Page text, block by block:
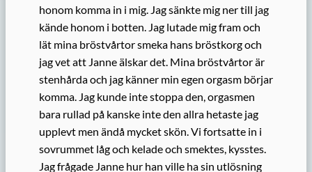
honom komma in i mig. Jag sänkte mig ner till jag
kände honom i botten. Jag lutade mig fram och
lät mina bröstvårtor smeka hans bröstkorg och
jag vet att Janne älskar det. Mina bröstvårtor är
stenhårda och jag känner min egen orgasm börjar
komma. Jag kunde inte stoppa den, orgasmen
bara rullad på kanske inte den allra hetaste jag
upplevt men ändå mycket skön. Vi fortsatte in i
sovrummet låg och kelade och smektes, kysstes.
Jag frågade Janne hur han ville ha sin utlösning